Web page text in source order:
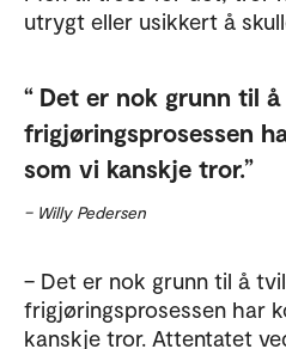
utrygt eller usikkert å
Det er nok grunn til
frigjøringsprosessen
som vi kanskje tror.
– Willy Pedersen
– Det er nok grunn til å
frigjøringsprosessen har
kanskje tror. Attentatet